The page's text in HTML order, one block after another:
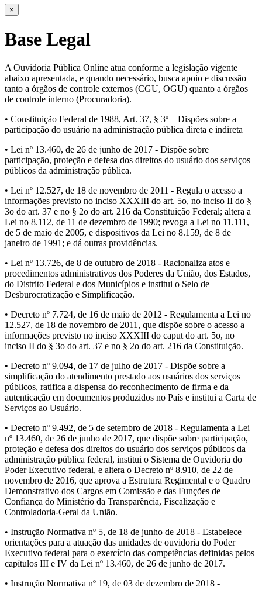
×
Base Legal
A Ouvidoria Pública Online atua conforme a legislação vigente
abaixo apresentada, e quando necessário, busca apoio e discussão
tanto a órgãos de controle externos (CGU, OGU) quanto a órgãos
de controle interno (Procuradoria).
• Constituição Federal de 1988, Art. 37, § 3º – Dispões sobre a
participação do usuário na administração pública direta e indireta
• Lei nº 13.460, de 26 de junho de 2017 - Dispõe sobre
participação, proteção e defesa dos direitos do usuário dos serviços
públicos da administração pública.
• Lei nº 12.527, de 18 de novembro de 2011 - Regula o acesso a
informações previsto no inciso XXXIII do art. 5o, no inciso II do §
3o do art. 37 e no § 2o do art. 216 da Constituição Federal; altera a
Lei no 8.112, de 11 de dezembro de 1990; revoga a Lei no 11.111,
de 5 de maio de 2005, e dispositivos da Lei no 8.159, de 8 de
janeiro de 1991; e dá outras providências.
• Lei nº 13.726, de 8 de outubro de 2018 - Racionaliza atos e
procedimentos administrativos dos Poderes da União, dos Estados,
do Distrito Federal e dos Municípios e institui o Selo de
Desburocratização e Simplificação.
• Decreto nº 7.724, de 16 de maio de 2012 - Regulamenta a Lei no
12.527, de 18 de novembro de 2011, que dispõe sobre o acesso a
informações previsto no inciso XXXIII do caput do art. 5o, no
inciso II do § 3o do art. 37 e no § 2o do art. 216 da Constituição.
• Decreto nº 9.094, de 17 de julho de 2017 - Dispõe sobre a
simplificação do atendimento prestado aos usuários dos serviços
públicos, ratifica a dispensa do reconhecimento de firma e da
autenticação em documentos produzidos no País e institui a Carta de
Serviços ao Usuário.
• Decreto nº 9.492, de 5 de setembro de 2018 - Regulamenta a Lei
nº 13.460, de 26 de junho de 2017, que dispõe sobre participação,
proteção e defesa dos direitos do usuário dos serviços públicos da
administração pública federal, institui o Sistema de Ouvidoria do
Poder Executivo federal, e altera o Decreto nº 8.910, de 22 de
novembro de 2016, que aprova a Estrutura Regimental e o Quadro
Demonstrativo dos Cargos em Comissão e das Funções de
Confiança do Ministério da Transparência, Fiscalização e
Controladoria-Geral da União.
• Instrução Normativa nº 5, de 18 de junho de 2018 - Estabelece
orientações para a atuação das unidades de ouvidoria do Poder
Executivo federal para o exercício das competências definidas pelos
capítulos III e IV da Lei nº 13.460, de 26 de junho de 2017.
• Instrução Normativa nº 19, de 03 de dezembro de 2018 -